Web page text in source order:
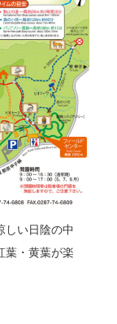
しい日陰の中
葉・黄葉が楽